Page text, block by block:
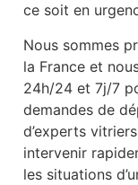
ce soit en
Nous sommes
la France et
24h/24 et 7j/7
demandes de
d’experts
intervenir
les situations